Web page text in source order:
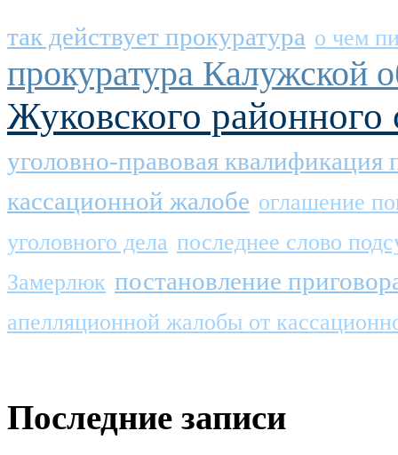
так действует прокуратура о чем
прокуратура Калужской
Жуковского районного
уголовно-правовая квалификация
кассационной жалобе оглашение
уголовного дела последнее слово
Замерлюк постановление
апелляционной жалобы от
Последние записи